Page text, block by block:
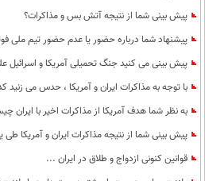
پیش بینی شما از نتیجه آتش بس و مذاکرات؟
پیشنهاد شما درباره حضور یا عدم حضور تیم ملی فوتبال
پیش بینی می کنید جنگ تحمیلی آمریکا و اسرائیل
با توجه به مذاکرات ایران و آمریکا ، حدس می زنید
به نظر شما هدف آمریکا از مذاکرات اخیر با ایران
پیش بینی شما از نتیجه مذاکرات ایران و آمریکا طی
قوانین کنونی ازدواج و طلاق در ایران ...